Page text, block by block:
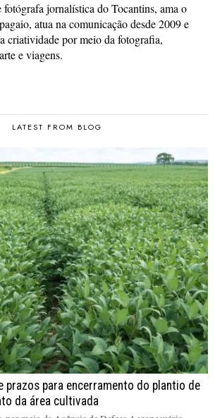
jornalística do Tocantins, ama o
atua na comunicação desde 2009 e
criatividade por meio da fotografia,
e viagens.
LATEST FROM BLOG
prazos para encerramento do plantio de
da área cultivada